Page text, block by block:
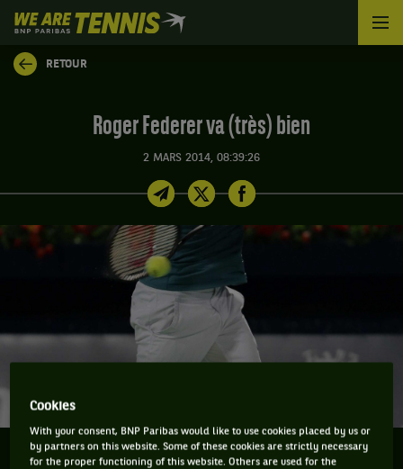
We
are
Tennis
by
RETOUR
Roger Federer va (très) bien
2 MARS 2014, 08:39:26
A Dubaï Roger Federer à prouvé qu'il est encore bien
Cookies
With your consent, BNP Paribas would like to use cookies placed by us or
by partners on this website. Some of these cookies are strictly necessary
for the proper functioning of this website. Others are used for the